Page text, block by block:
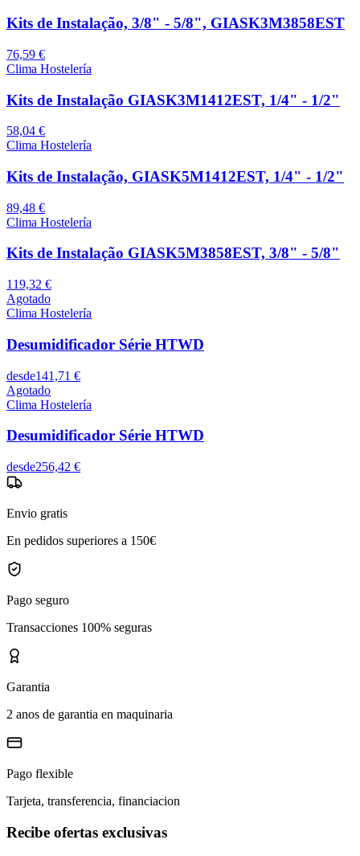
Kits de Instalação, 3/8" - 5/8", GIASK3M3858EST
76,59 €
Clima Hostelería
Kits de Instalação GIASK3M1412EST, 1/4" - 1/2"
58,04 €
Clima Hostelería
Kits de Instalação, GIASK5M1412EST, 1/4" - 1/2"
89,48 €
Clima Hostelería
Kits de Instalação GIASK5M3858EST, 3/8" - 5/8"
119,32 €
Agotado
Clima Hostelería
Desumidificador Série HTWD
desde141,71 €
Agotado
Clima Hostelería
Desumidificador Série HTWD
desde256,42 €
Envio gratis
En pedidos superiores a 150€
Pago seguro
Transacciones 100% seguras
Garantia
2 anos de garantia en maquinaria
Pago flexible
Tarjeta, transferencia, financiacion
Recibe ofertas exclusivas